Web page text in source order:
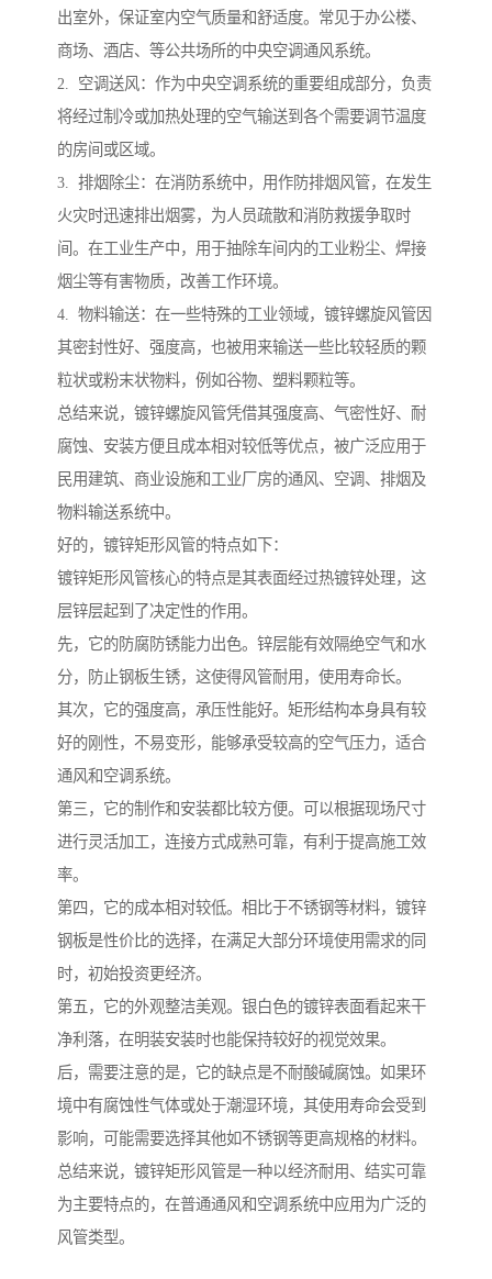
出室外，保证室内空气质量和舒适度。常见于办公楼、
商场、酒店、等公共场所的中央空调通风系统。
2. 空调送风：作为中央空调系统的重要组成部分，负责
将经过制冷或加热处理的空气输送到各个需要调节温度
的房间或区域。
3. 排烟除尘：在消防系统中，用作防排烟风管，在发生
火灾时迅速排出烟雾，为人员疏散和消防救援争取时
间。在工业生产中，用于抽除车间内的工业粉尘、焊接
烟尘等有害物质，改善工作环境。
4. 物料输送：在一些特殊的工业领域，镀锌螺旋风管因
其密封性好、强度高，也被用来输送一些比较轻质的颗
粒状或粉末状物料，例如谷物、塑料颗粒等。
总结来说，镀锌螺旋风管凭借其强度高、气密性好、耐
腐蚀、安装方便且成本相对较低等优点，被广泛应用于
民用建筑、商业设施和工业厂房的通风、空调、排烟及
物料输送系统中。
好的，镀锌矩形风管的特点如下：
镀锌矩形风管核心的特点是其表面经过热镀锌处理，这
层锌层起到了决定性的作用。
先，它的防腐防锈能力出色。锌层能有效隔绝空气和水
分，防止钢板生锈，这使得风管耐用，使用寿命长。
其次，它的强度高，承压性能好。矩形结构本身具有较
好的刚性，不易变形，能够承受较高的空气压力，适合
通风和空调系统。
第三，它的制作和安装都比较方便。可以根据现场尺寸
进行灵活加工，连接方式成熟可靠，有利于提高施工效
率。
第四，它的成本相对较低。相比于不锈钢等材料，镀锌
钢板是性价比的选择，在满足大部分环境使用需求的同
时，初始投资更经济。
第五，它的外观整洁美观。银白色的镀锌表面看起来干
净利落，在明装安装时也能保持较好的视觉效果。
后，需要注意的是，它的缺点是不耐酸碱腐蚀。如果环
境中有腐蚀性气体或处于潮湿环境，其使用寿命会受到
影响，可能需要选择其他如不锈钢等更高规格的材料。
总结来说，镀锌矩形风管是一种以经济耐用、结实可靠
为主要特点的，在普通通风和空调系统中应用为广泛的
风管类型。